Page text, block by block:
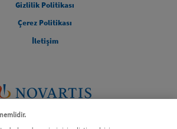
Gizlilik Politikası
Çerez Politikası
İletişim